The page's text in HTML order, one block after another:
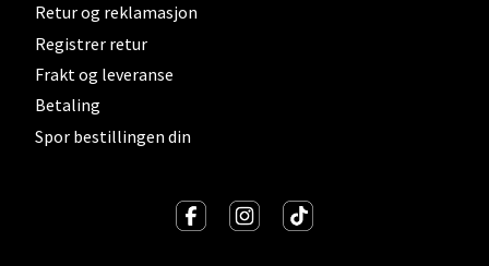
Retur og reklamasjon
Registrer retur
Frakt og leveranse
Betaling
Spor bestillingen din
Stavanger og Sandnes - Kvadrat
Gamle Stokkavei 1, 4313 Sandnes